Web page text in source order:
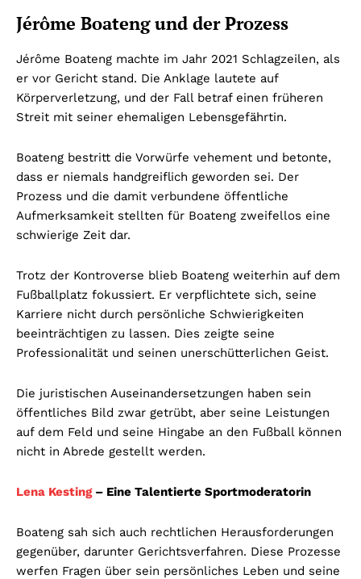
Jérôme Boateng und der Prozess
Jérôme Boateng machte im Jahr 2021 Schlagzeilen, als
er vor Gericht stand. Die Anklage lautete auf
Körperverletzung, und der Fall betraf einen früheren
Streit mit seiner ehemaligen Lebensgefährtin.
Boateng bestritt die Vorwürfe vehement und betonte,
dass er niemals handgreiflich geworden sei. Der
Prozess und die damit verbundene öffentliche
Aufmerksamkeit stellten für Boateng zweifellos eine
schwierige Zeit dar.
Trotz der Kontroverse blieb Boateng weiterhin auf dem
Fußballplatz fokussiert. Er verpflichtete sich, seine
Karriere nicht durch persönliche Schwierigkeiten
beeinträchtigen zu lassen. Dies zeigte seine
Professionalität und seinen unerschütterlichen Geist.
Die juristischen Auseinandersetzungen haben sein
öffentliches Bild zwar getrübt, aber seine Leistungen
auf dem Feld und seine Hingabe an den Fußball können
nicht in Abrede gestellt werden.
Lena Kesting– Eine Talentierte Sportmoderatorin
Boateng sah sich auch rechtlichen Herausforderungen
gegenüber, darunter Gerichtsverfahren. Diese Prozesse
werfen Fragen über sein persönliches Leben und seine